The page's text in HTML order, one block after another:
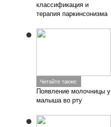
классификация и
терапия паркинсонизма
Читайте также:
Появление молочницы у
малыша во рту